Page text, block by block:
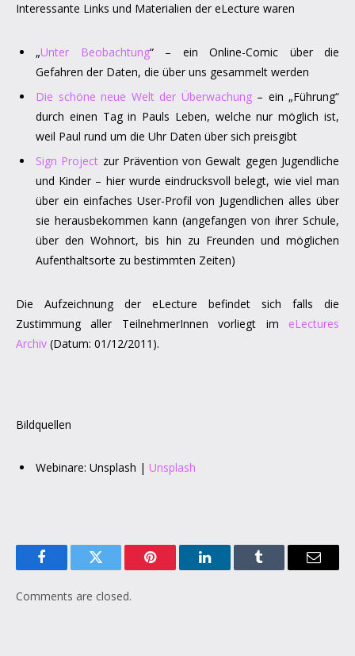
Interessante Links und Materialien der eLecture waren
„Unter Beobachtung“ – ein Online-Comic über die
Gefahren der Daten, die über uns gesammelt werden
Die schöne neue Welt der Überwachung – ein „Führung“
durch einen Tag in Pauls Leben, welche nur möglich ist,
weil Paul rund um die Uhr Daten über sich preisgibt
Sign Project zur Prävention von Gewalt gegen Jugendliche
und Kinder – hier wurde eindrucksvoll belegt, wie viel man
über ein einfaches User-Profil von Jugendlichen alles über
sie herausbekommen kann (angefangen von ihrer Schule,
über den Wohnort, bis hin zu Freunden und möglichen
Aufenthaltsorte zu bestimmten Zeiten)
Die Aufzeichnung der eLecture befindet sich falls die
Zustimmung aller TeilnehmerInnen vorliegt im eLectures
Archiv (Datum: 01/12/2011).
Bildquellen
Webinare: Unsplash | Unsplash
FacebookTwitter Pinterest LinkedInTumblr Email
Comments are closed.